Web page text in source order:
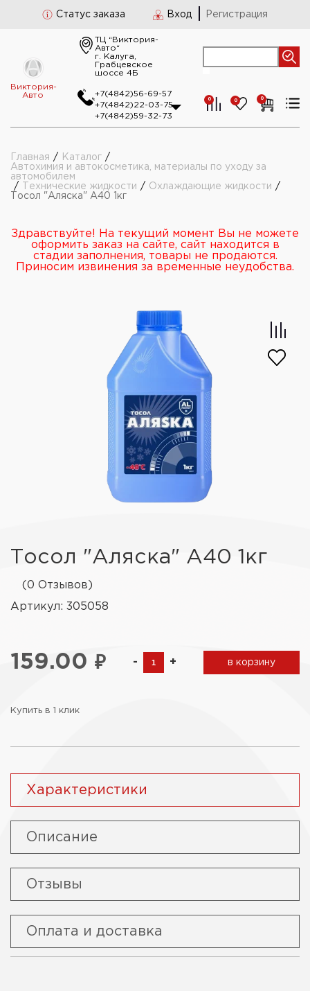
Статус заказа Вход Регистрация
Виктория-
Авто
ТЦ “Виктория-
Авто“
г. Калуга,
Грабцевское
шоссе 4Б
+7(4842)56-69-57
+7(4842)22-03-75
+7(4842)59-32-73
0 0 0
Главная / Каталог /
Автохимия и автокосметика, материалы по уходу за
автомобилем
/
Технические жидкости / Охлаждающие жидкости /
Тосол "Аляска" А40 1кг
Здравствуйте! На текущий момент Вы не можете
оформить заказ на сайте, сайт находится в
стадии заполнения, товары не продаются.
Приносим извинения за временные неудобства.
Тосол "Аляска" А40 1кг
(0 Отзывов)
Артикул: 305058
159.00 ₽ - + в корзину
Купить в 1 клик
Характеристики
Описание
Отзывы
Оплата и доставка